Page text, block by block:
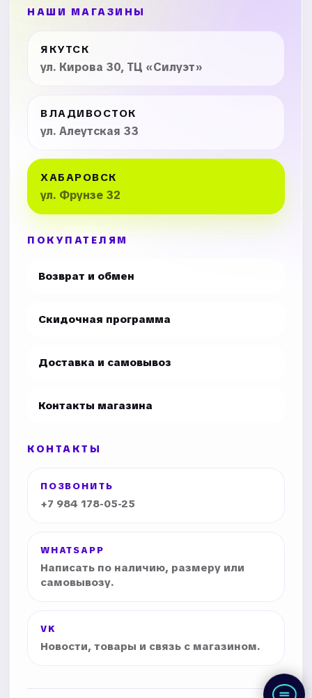
НАШИ МАГАЗИНЫ
ЯКУТСК
ул. Кирова 30, ТЦ «Силуэт»
ВЛАДИВОСТОК
ул. Алеутская 33
ХАБАРОВСК
ул. Фрунзе 32
ПОКУПАТЕЛЯМ
Возврат и обмен
Скидочная программа
Доставка и самовывоз
Контакты магазина
КОНТАКТЫ
ПОЗВОНИТЬ
+7 984 178-05-25
WHATSAPP
Написать по наличию, размеру или
самовывозу.
VK
Новости, товары и связь с магазином.